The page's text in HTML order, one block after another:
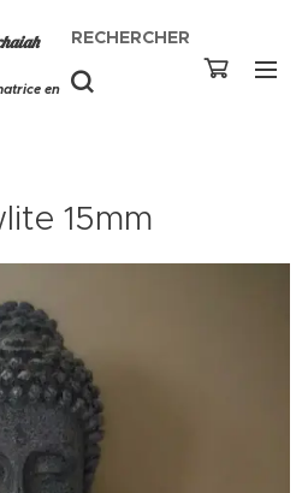
en
RECHERCHER
15mm